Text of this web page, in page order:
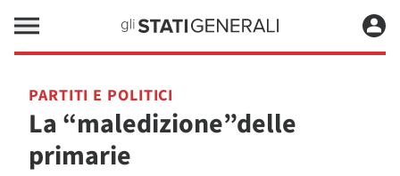
PARTITI E POLITICI
La “maledizione”delle
primarie